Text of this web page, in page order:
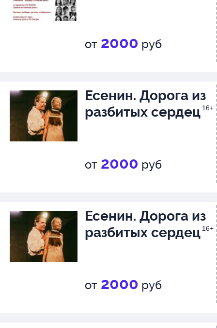
от 2000 руб
Есенин. Дорога из
разбитых сердец 16+
от 2000 руб
Есенин. Дорога из
разбитых сердец 16+
от 2000 руб